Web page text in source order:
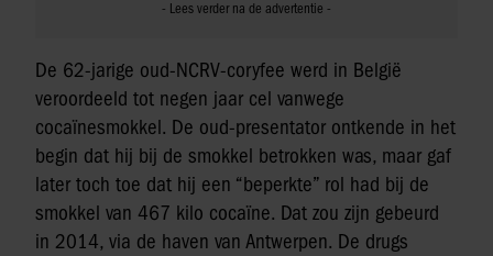
De 62-jarige oud-NCRV-coryfee werd in België
veroordeeld tot negen jaar cel vanwege
cocaïnesmokkel. De oud-presentator ontkende in het
begin dat hij bij de smokkel betrokken was, maar gaf
later toch toe dat hij een “beperkte” rol had bij de
smokkel van 467 kilo cocaïne. Dat zou zijn gebeurd
in 2014, via de haven van Antwerpen. De drugs